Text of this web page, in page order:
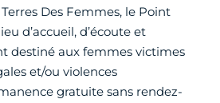
Des Femmes, le Point
d’accueil, d’écoute et
destiné aux femmes victimes
et/ou violences
gratuite sans rendez-